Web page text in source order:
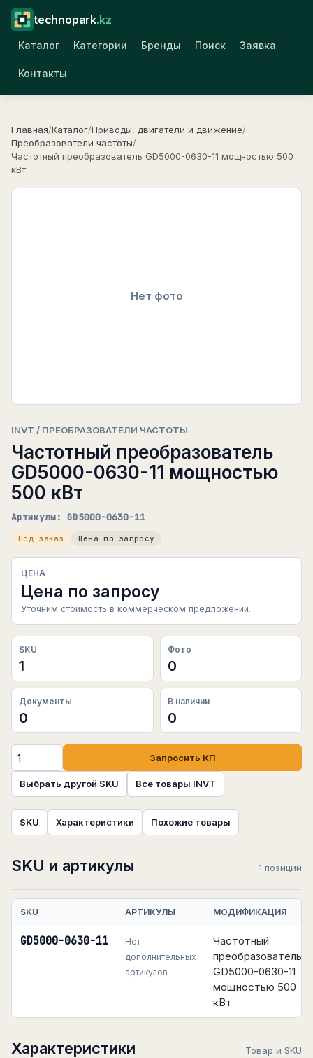
technopark.kz
Каталог Категории Бренды Поиск Заявка
Контакты
Главная/Каталог/Приводы, двигатели и движение/
Преобразователи частоты/
Частотный преобразователь GD5000-0630-11 мощностью 500
кВт
Нет фото
INVT / ПРЕОБРАЗОВАТЕЛИ ЧАСТОТЫ
Частотный преобразователь
GD5000-0630-11 мощностью
500 кВт
Артикулы: GD5000-0630-11
Под заказ Цена по запросу
ЦЕНА
Цена по запросу
Уточним стоимость в коммерческом предложении.
SKU
1
Фото
0
Документы
0
В наличии
0
Запросить КП
Выбрать другой SKU Все товары INVT
SKU Характеристики Похожие товары
SKU и артикулы 1 позиций
SKU АРТИКУЛЫ МОДИФИКАЦИЯ
GD5000-0630-11
Нет
дополнительных
артикулов
Частотный
преобразователь
GD5000-0630-11
мощностью 500
кВт
Характеристики Товар и SKU